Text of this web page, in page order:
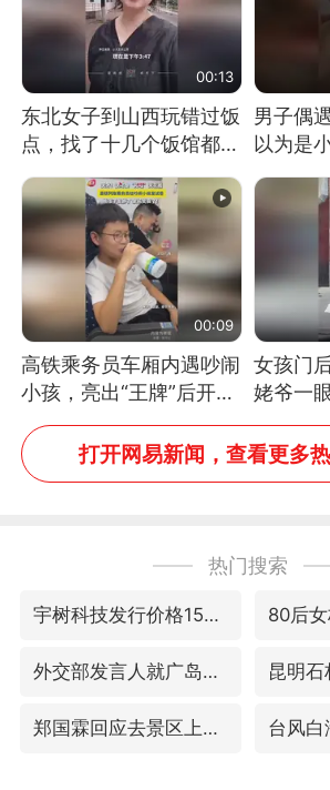
00:13
东北女子到山西玩错过饭
点，找了十几个饭馆都没
开门：午休到几点
男子偶
以为是
燃香烟
处理
00:09
高铁乘务员车厢内遇吵闹
小孩，亮出“王牌”后开启
一键静音
女孩门
姥爷一
网友：
分
打开网易新闻，查看更多
热门搜索
宇树科技发行价格150.80元/股
外交部发言人就广岛核爆81周年等答记者问 昆明
郑国霖回应去景区上班被保安拦下